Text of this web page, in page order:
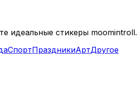
идеальные стикеры moomintroll.
СпортПраздникиАртДругое